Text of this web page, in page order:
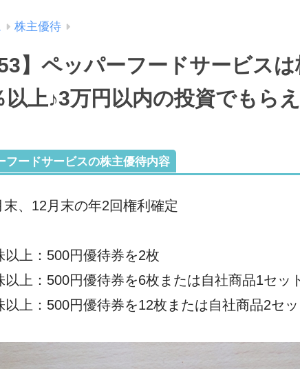
株主優待
】ペッパーフードサービス
以上♪3万円以内の投資でもら
フードサービスの株主優待内容
、12月末の年2回権利確定
以上：500円優待券を2枚
以上：500円優待券を6枚または自社商品1セッ
以上：500円優待券を12枚または自社商品2セッ